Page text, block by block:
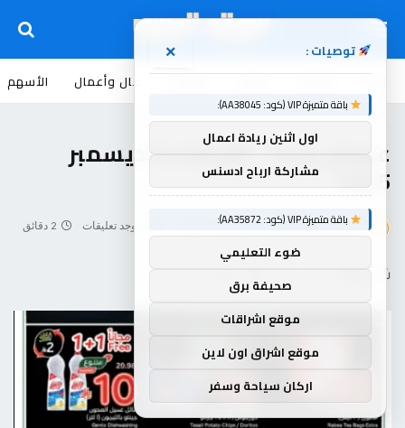
اخبار أسواق عروض منوعات مال وأعمال الأسهم
عروض
عروض بنده – الأربعاء 3 ديسمبر
2025
بواسطة souq-arb ديسمبر 3, 2025 لا توجد تعليقات 2 دقائق
شاركها
توصيات : ×
باقة متميزة VIP (كود: AA38045):
اول اثنين ريادة اعمال
مشاركة ارباح ادسنس
باقة متميزة VIP (كود: AA35872):
ضوء التعليمي
صحيفة برق
موقع اشراقات
موقع اشراق اون لاين
اركان سياحة وسفر